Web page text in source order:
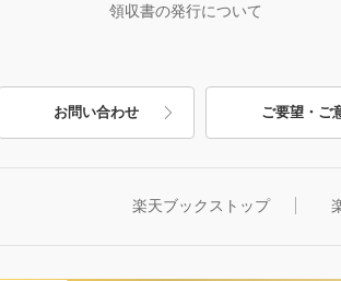
領収書の発行について
お問い合わせ ご要望・ご
楽天ブックストップ